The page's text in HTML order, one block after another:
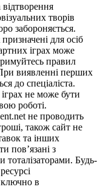
творів
забороняється.
для осіб
іграх може
правил
виявленні перших
до спеціаліста.
не може бути
роботі.
не проводить
також сайт не
та інших
пов’язані з
тоталізаторами. Будь-
в